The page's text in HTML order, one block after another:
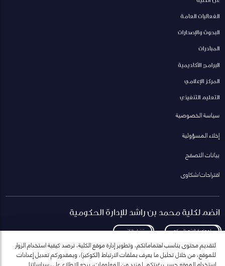
الفعاليات العامة
البحوث والإصدارات
المبادرات
البرامج الأكاديمية
المركز الإعلامي
التعليم التنفيذي
سياسة الخصوصية
إخلاء المسؤولية
بيانات التصفح
اقتراحات/شكاوى
انضم لكلية محمد بن راشد للإدارة الحكومية
لمعاودة الاتصال بكم تنزيل الكتيب
لتقديم محتوى يناسب اهتماماتكم، وتطوير إدارة موقع الكلية، نرصد كيفية استخدام الزوار
للموقع، من خلال تحليل ما يعرف بملفات الارتباط (الكوكيز)، وبمقدوركم تعديل إعدادات